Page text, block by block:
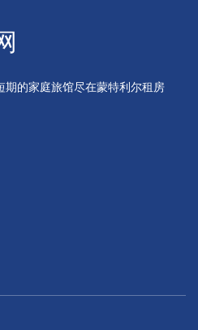
的家庭旅馆尽在蒙特利尔租房